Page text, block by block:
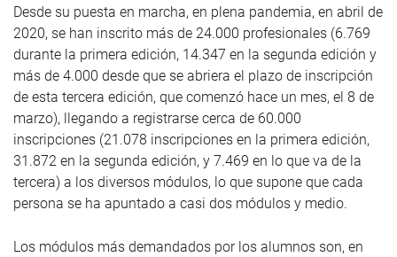
Desde su puesta en marcha, en plena pandemia, en abril de
2020, se han inscrito más de 24.000 profesionales (6.769
durante la primera edición, 14.347 en la segunda edición y
más de 4.000 desde que se abriera el plazo de inscripción
de esta tercera edición, que comenzó hace un mes, el 8 de
marzo), llegando a registrarse cerca de 60.000
inscripciones (21.078 inscripciones en la primera edición,
31.872 en la segunda edición, y 7.469 en lo que va de la
tercera) a los diversos módulos, lo que supone que cada
persona se ha apuntado a casi dos módulos y medio.
Los módulos más demandados por los alumnos son, en